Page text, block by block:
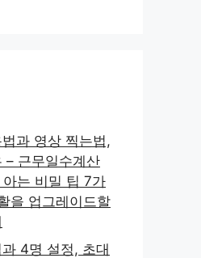
과 영상 찍는법,
– 근무일수계산
는 비밀 팁 7가
을 업그레이드할
4명 설정, 초대